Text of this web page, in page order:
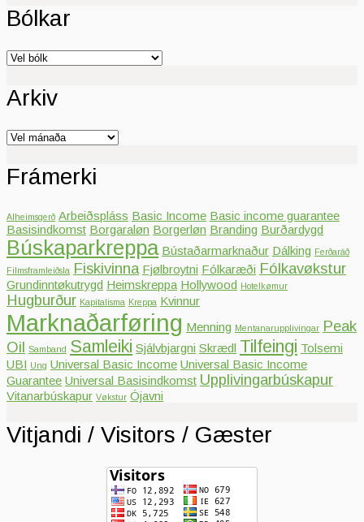
Bólkar
Bólkar
Arkiv
Arkiv
Frámerki
Alheimsgerð Arbeiðspláss Basic Income Basic income guarantee
Basisindkomst Borgaraløn Borgerløn Branding Burðardygd
Búskaparkreppa Bústaðarmarknaður Dálking Ferðaráð
Filmsframleiðsla Fiskivinna Fjølbroytni Fólkaræði Fólkavøkstur
Grundinntøkutrygd Heimskreppa Hollywood Hotelkømur
Hugburður Kapitalisma Kreppa Kvinnur
Marknaðarføring Menning Mentanarupplivingar Peak
Oil Samband Samleiki Sjálvbjargni Skrædl Tilfeingi Tolsemi
UBI Ung Universal Basic Income Universal Basic Income
Guarantee Universal Basisindkomst Upplivingarbúskapur
Vitanarbúskapur Vøkstur Ójavni
Vitjandi / Visitors / Gæster